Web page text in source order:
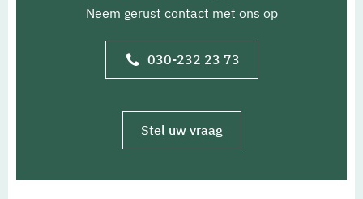
Neem gerust contact met ons op
030-232 23 73
Stel uw vraag